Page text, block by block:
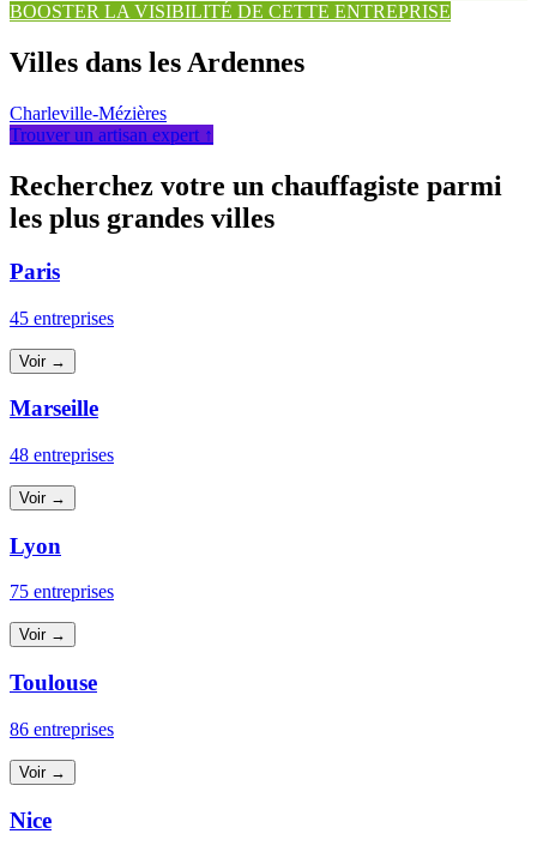
BOOSTER LA VISIBILITÉ DE CETTE ENTREPRISE
Villes dans les Ardennes
Charleville-Mézières
Trouver un artisan expert ↑
Recherchez votre un chauffagiste parmi
les plus grandes villes
Paris
45 entreprises
Voir →
Marseille
48 entreprises
Voir →
Lyon
75 entreprises
Voir →
Toulouse
86 entreprises
Voir →
Nice